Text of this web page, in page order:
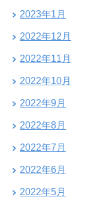
2023年1月
2022年12月
2022年11月
2022年10月
2022年9月
2022年8月
2022年7月
2022年6月
2022年5月